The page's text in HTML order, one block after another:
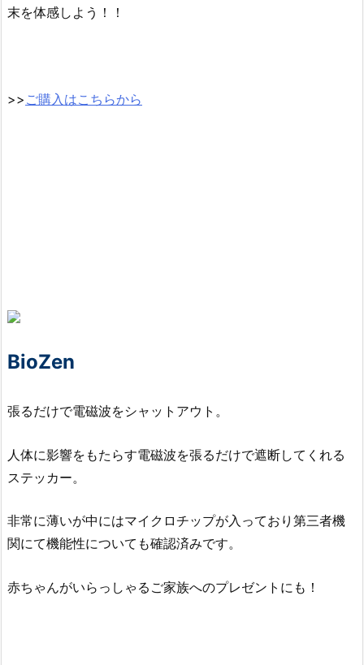
末を体感しよう！！
>> ご購入はこちらから
BioZen
張るだけで電磁波をシャットアウト。
人体に影響をもたらす電磁波を張るだけで遮断してくれる
ステッカー。
非常に薄いが中にはマイクロチップが入っており第三者機
関にて機能性についても確認済みです。
赤ちゃんがいらっしゃるご家族へのプレゼントにも！